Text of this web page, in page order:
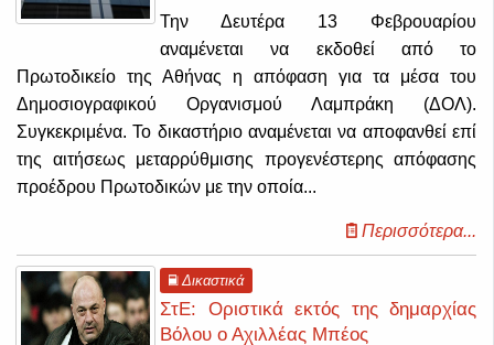
Την Δευτέρα 13 Φεβρουαρίου
αναμένεται να εκδοθεί από το
Πρωτοδικείο της Αθήνας η απόφαση για τα μέσα του
Δημοσιογραφικού Οργανισμού Λαμπράκη (ΔΟΛ).
Συγκεκριμένα. Το δικαστήριο αναμένεται να αποφανθεί επί
της αιτήσεως μεταρρύθμισης προγενέστερης απόφασης
προέδρου Πρωτοδικών με την οποία...
Περισσότερα...
Δικαστικά
ΣτΕ: Οριστικά εκτός της δημαρχίας
Βόλου ο Αχιλλέας Μπέος